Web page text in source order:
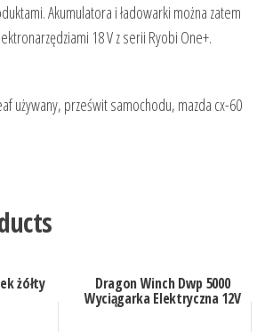
Akumulatora i ładowarki można zatem
18 V z serii Ryobi One+.
używany, prześwit samochodu, mazda cx-60
żółty Dragon Winch Dwp 5000
Wyciągarka Elektryczna 12V